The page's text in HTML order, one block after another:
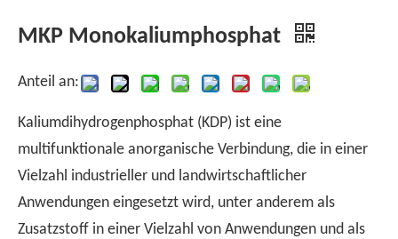
MKP Monokaliumphosphat
Anteil an:
Kaliumdihydrogenphosphat (KDP) ist eine
multifunktionale anorganische Verbindung, die in einer
Vielzahl industrieller und landwirtschaftlicher
Anwendungen eingesetzt wird, unter anderem als
Zusatzstoff in einer Vielzahl von Anwendungen und als